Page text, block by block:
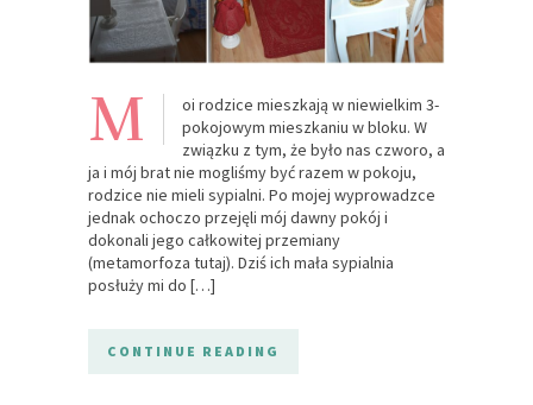
M
oi rodzice mieszkają w niewielkim 3-
pokojowym mieszkaniu w bloku. W
związku z tym, że było nas czworo, a
ja i mój brat nie mogliśmy być razem w pokoju,
rodzice nie mieli sypialni. Po mojej wyprowadzce
jednak ochoczo przejęli mój dawny pokój i
dokonali jego całkowitej przemiany
(metamorfoza tutaj). Dziś ich mała sypialnia
posłuży mi do […]
CONTINUE READING